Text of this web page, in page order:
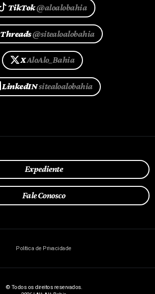
TikTok@aloalobahia
Threads@sitealoalobahia
XAloAlo_Bahia
LinkedINsitealoalobahia
Expediente
Fale Conosco
Política de Privacidade
© Todos os direitos reservados.